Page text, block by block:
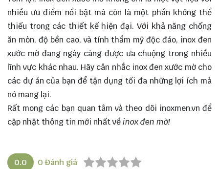
nhiều ưu điểm nổi bật mà còn là một phần không thể
thiếu trong các thiết kế hiện đại. Với khả năng chống
ăn mòn, độ bền cao, và tính thẩm mỹ độc đáo, inox đen
xước mờ đang ngày càng được ưa chuộng trong nhiều
lĩnh vực khác nhau. Hãy cân nhắc inox đen xước mờ cho
các dự án của bạn để tận dụng tối đa những lợi ích mà
nó mang lại.
Rất mong các bạn quan tâm và theo dõi inoxmen.vn để
cập nhật thông tin mới nhất vềinox đen mờ!
0.0 0 Đánh giá